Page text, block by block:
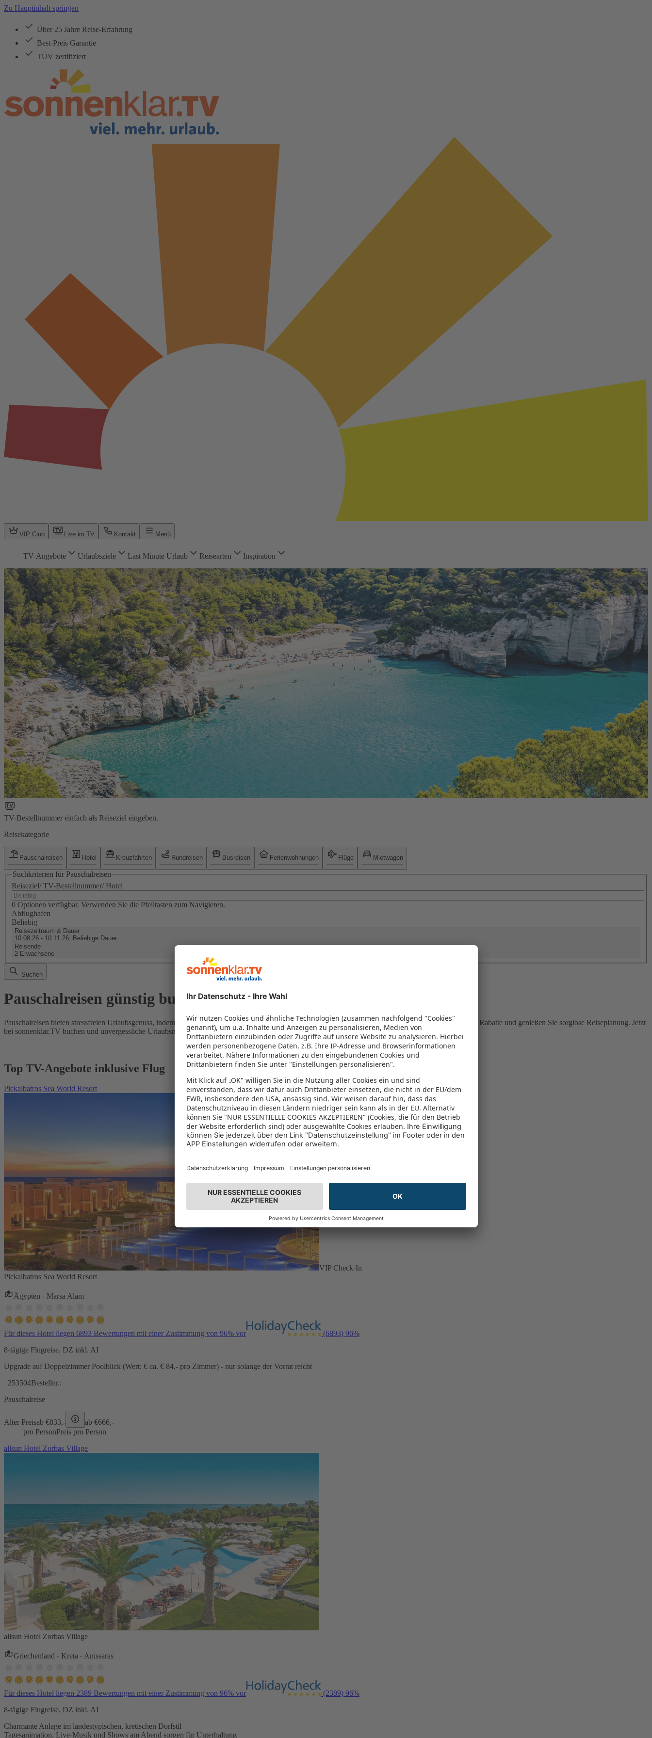
Zu Hauptinhalt springen
Über 25 Jahre Reise-Erfahrung
Best-Preis Garantie
TÜV zertifiziert
VIP Club Live im TV Kontakt Menü
TV-Angebote Urlaubsziele Last Minute Urlaub Reisearten Inspiration
TV-Bestellnummer einfach als Reiseziel eingeben.
Reisekategorie
Pauschalreisen Hotel Kreuzfahrten Rundreisen Busreisen Ferienwohnungen Flüge Mietwagen
Suchkriterien für Pauschalreisen
Reiseziel/ TV-Bestellnummer/ Hotel
0 Optionen verfügbar. Verwenden Sie die Pfeiltasten zum Navigieren.
Abflughafen
Beliebig
Reisezeitraum & Dauer
10.08.26 - 10.11.26, Beliebige Dauer
Reisende
2 Erwachsene
Suchen
Pauschalreisen günstig buchen
Pauschalreisen bieten stressfreien Urlaubsgenuss, indem Flug und Hotel in einem Paket kombiniert werden – das spart Zeit und Geld. Nutzen Sie attraktive Rabatte und genießen Sie sorglose Reiseplanung. Jetzt
bei sonnenklar.TV buchen und unvergessliche Urlaubsmomente erleben!
Top TV-Angebote inklusive Flug
Pickalbatros Sea World Resort
VIP Check-In
Pickalbatros Sea World Resort
Ägypten - Marsa Alam
Für dieses Hotel liegen 6893 Bewertungen mit einer Zustimmung von 96% vor (6893) 96%
8-tägige Flugreise, DZ inkl. AI
Upgrade auf Doppelzimmer Poolblick (Wert: € ca. € 84,- pro Zimmer) - nur solange der Vorrat reicht
253504Bestellnr.:
Pauschalreise
Alter Preisab €833,- ab €666,-
pro PersonPreis pro Person
allsun Hotel Zorbas Village
allsun Hotel Zorbas Village
Griechenland - Kreta - Anissaras
Für dieses Hotel liegen 2389 Bewertungen mit einer Zustimmung von 96% vor (2389) 96%
8-tägige Flugreise, DZ inkl. AI
Charmante Anlage im landestypischen, kretischen Dorfstil
Tagesanimation, Live-Musik und Shows am Abend sorgen für Unterhaltung